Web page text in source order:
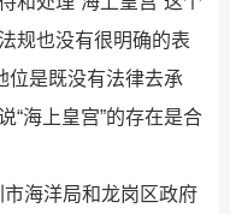
规也没有很明确的表
位是既没有法律去承
“海上皇宫”的存在是合
海洋局和龙岗区政府